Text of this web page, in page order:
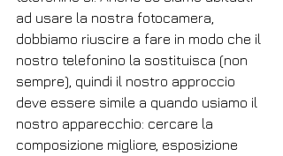
ad usare la nostra fotocamera,
dobbiamo riuscire a fare in modo che il
nostro telefonino la sostituisca (non
sempre), quindi il nostro approccio
deve essere simile a quando usiamo il
nostro apparecchio: cercare la
composizione migliore, esposizione